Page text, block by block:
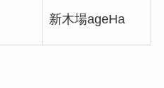
新木場ageHa